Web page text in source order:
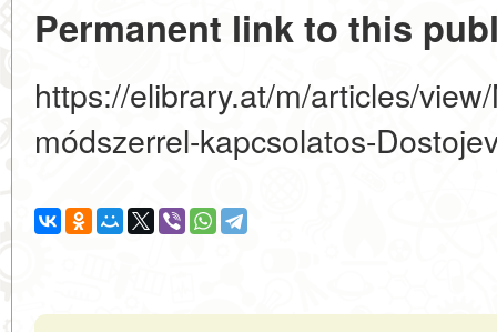
Permanent link to this
https://elibrary.at/m/articles/
módszerrel-kapcsolatos-